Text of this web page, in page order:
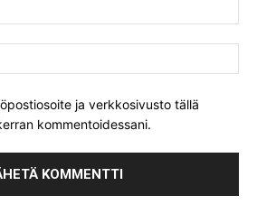
ja verkkosivusto tällä
kommentoidessani.